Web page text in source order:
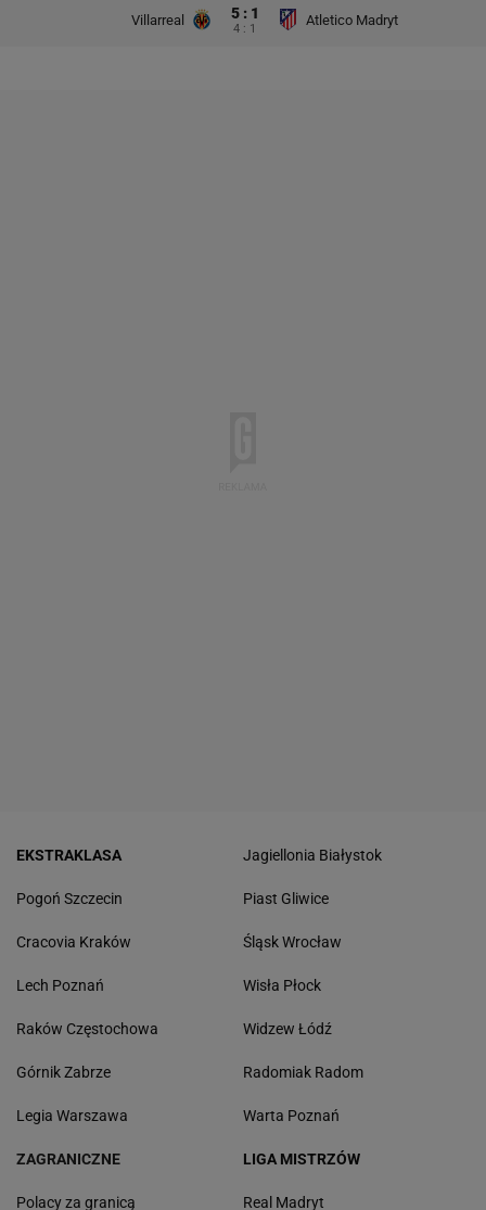
Villarreal 5 : 1
4 : 1
Atletico Madryt
EKSTRAKLASA
Pogoń Szczecin
Cracovia Kraków
Lech Poznań
Raków Częstochowa
Górnik Zabrze
Legia Warszawa
Jagiellonia Białystok
Piast Gliwice
Śląsk Wrocław
Wisła Płock
Widzew Łódź
Radomiak Radom
Warta Poznań
ZAGRANICZNE
Polacy za granicą
LIGA MISTRZÓW
Real Madryt